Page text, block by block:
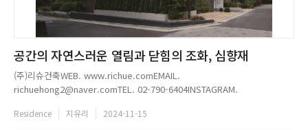
공간의 자연스러운 열림과 닫힘의 조화, 심향재
(주)리슈건축WEB. www.richue.comEMAIL.
richuehong2@naver.comTEL. 02-790-6404INSTAGRAM.
Residence 지유리 2024-11-15